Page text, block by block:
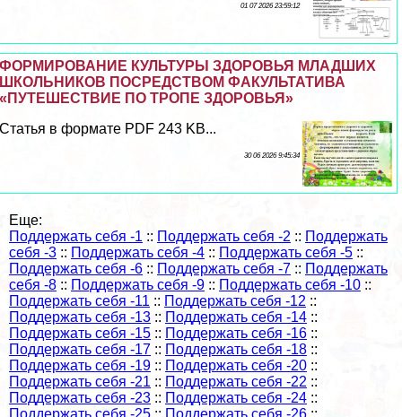
01 07 2026 23:59:12
ФОРМИРОВАНИЕ КУЛЬТУРЫ ЗДОРОВЬЯ МЛАДШИХ
ШКОЛЬНИКОВ ПОСРЕДСТВОМ ФАКУЛЬТАТИВА
«ПУТЕШЕСТВИЕ ПО ТРОПЕ ЗДОРОВЬЯ»
Статья в формате PDF 243 KB...
30 06 2026 9:45:34
Еще:
Поддержать себя -1 :: Поддержать себя -2 :: Поддержать
себя -3 :: Поддержать себя -4 :: Поддержать себя -5 ::
Поддержать себя -6 :: Поддержать себя -7 :: Поддержать
себя -8 :: Поддержать себя -9 :: Поддержать себя -10 ::
Поддержать себя -11 :: Поддержать себя -12 ::
Поддержать себя -13 :: Поддержать себя -14 ::
Поддержать себя -15 :: Поддержать себя -16 ::
Поддержать себя -17 :: Поддержать себя -18 ::
Поддержать себя -19 :: Поддержать себя -20 ::
Поддержать себя -21 :: Поддержать себя -22 ::
Поддержать себя -23 :: Поддержать себя -24 ::
Поддержать себя -25 :: Поддержать себя -26 ::